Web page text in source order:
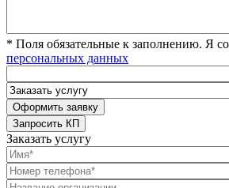
* Поля обязательные к заполнению. Я
персональных данных
Заказать услугу